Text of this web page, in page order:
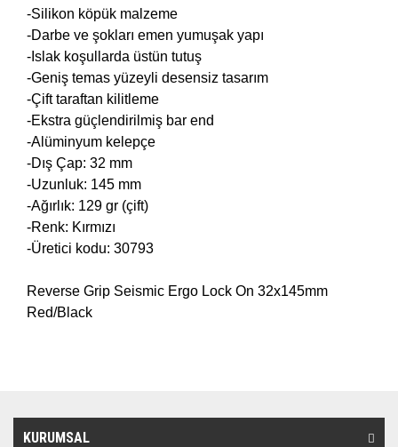
-Silikon köpük malzeme
-Darbe ve şokları emen yumuşak yapı
-Islak koşullarda üstün tutuş
-Geniş temas yüzeyli desensiz tasarım
-Çift taraftan kilitleme
-Ekstra güçlendirilmiş bar end
-Alüminyum kelepçe
-Dış Çap: 32 mm
-Uzunluk: 145 mm
-Ağırlık: 129 gr (çift)
-Renk: Kırmızı
-Üretici kodu: 30793
Reverse Grip Seismic Ergo Lock On 32x145mm
Red/Black
KURUMSAL